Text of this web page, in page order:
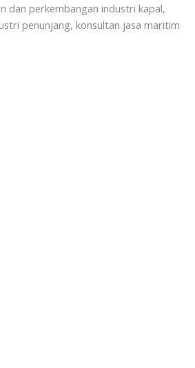
dan perkembangan industri kapal,
penunjang, konsultan jasa maritim